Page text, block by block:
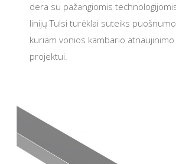
dera su pažangiomis
linijų Tulsi turėklai suteiks
kuriam vonios kambario atnaujinimo
projektui.